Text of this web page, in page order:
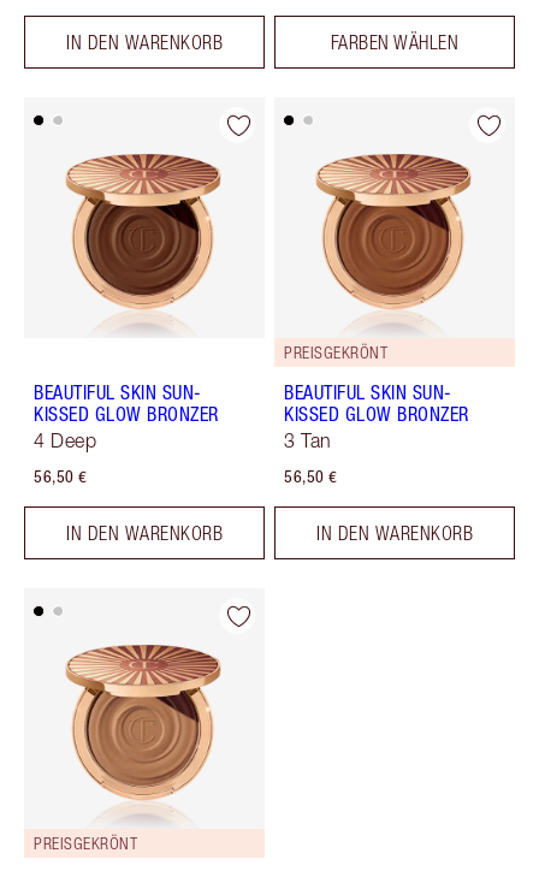
IN DEN WARENKORB FARBEN WÄHLEN
BEAUTIFUL SKIN SUN-
KISSED GLOW BRONZER
4 Deep
56,50 €
IN DEN WARENKORB
PREISGEKRÖNT
BEAUTIFUL SKIN SUN-
KISSED GLOW BRONZER
3 Tan
56,50 €
IN DEN WARENKORB
PREISGEKRÖNT